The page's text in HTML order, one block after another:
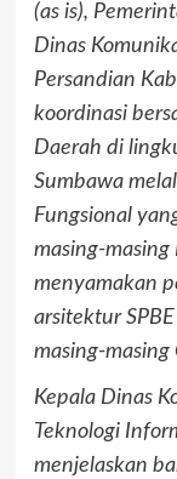
(as is),
Dinas
Persandian
koordinasi
Daerah di
Sumbawa
Fungsional
masing-
menyamakan
arsitektur
masing-masing
Kepala Dinas
Teknologi
menjelaskan